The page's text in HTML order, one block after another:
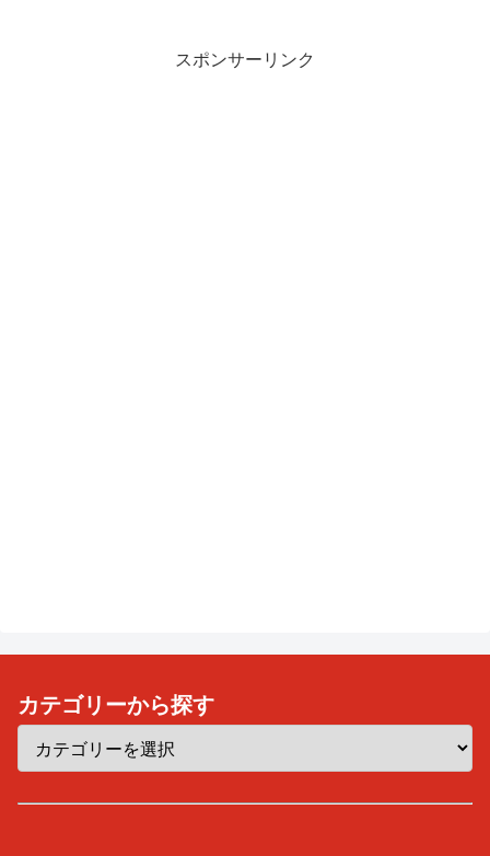
スポンサーリンク
カテゴリーから探す